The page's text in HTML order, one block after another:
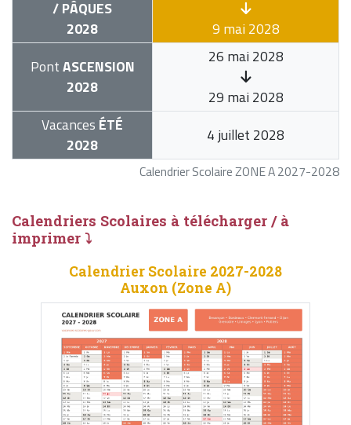
Calendrier Scolaire ZONE A 2027-2028
/ PÂQUES
2028
9 mai 2028
PontASCENSION
2028
26 mai 2028
29 mai 2028
Vacances ÉTÉ
2028
4 juillet 2028
Calendriers Scolaires à télécharger / à
imprimer ⤵
Calendrier Scolaire 2027-2028
Auxon (Zone A)